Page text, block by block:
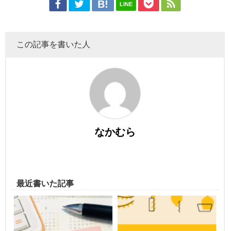
LINE
この記事を書いた人
なかむら
最近書いた記事